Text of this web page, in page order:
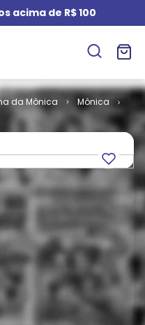
acima de R$ 100
da Mônica
Mônica